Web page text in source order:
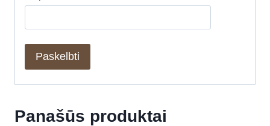
Panašūs produktai